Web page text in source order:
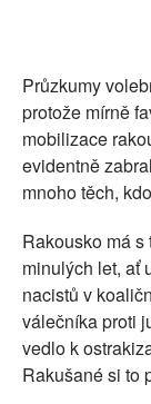
Průzkumy
protože mírně
mobilizace
evidentně
mnoho těch,
Rakousko má
minulých let, ať
nacistů v
válečníka proti
vedlo k
Rakušané si to